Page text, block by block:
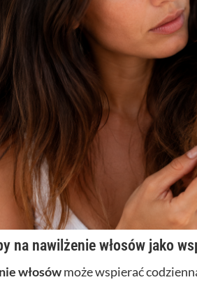
na nawilżenie włosów jako
włosówmoże wspierać